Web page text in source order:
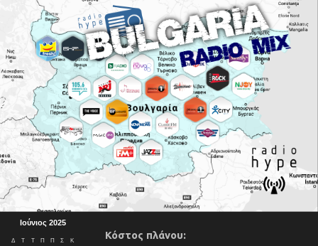
Ιούνιος 2025
Δ Τ Τ Π Π Σ Κ
Κόστος πλάνου: